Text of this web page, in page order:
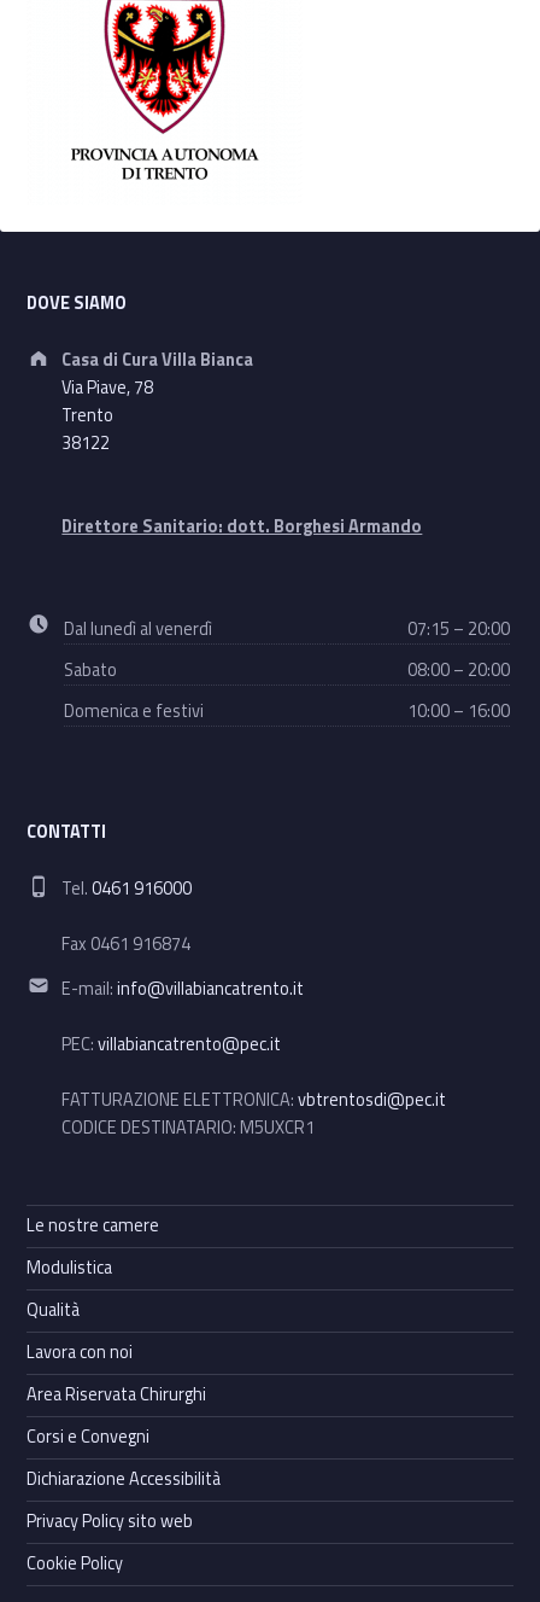
DOVE SIAMO
Address:
Casa di Cura Villa Bianca
Via Piave, 78
Trento
38122
Direttore Sanitario: dott. Borghesi Armando
Business hours:
Dal lunedì al venerdì
07:15 – 20:00
Sabato
08:00 – 20:00
Domenica e festivi
10:00 – 16:00
CONTATTI
Phone number:
Tel.0461 916000
Fax 0461 916874
Email address:
E-mail:info@villabiancatrento.it
PEC:villabiancatrento@pec.it
FATTURAZIONE ELETTRONICA:vbtrentosdi@pec.it
CODICE DESTINATARIO: M5UXCR1
Le nostre camere
Modulistica
Qualità
Lavora con noi
Area Riservata Chirurghi
Corsi e Convegni
Dichiarazione Accessibilità
Privacy Policy sito web
Cookie Policy